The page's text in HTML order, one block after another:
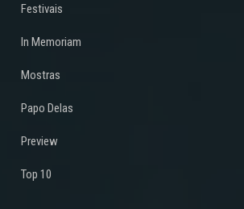
Festivais
In Memoriam
Mostras
Papo Delas
Preview
Top 10